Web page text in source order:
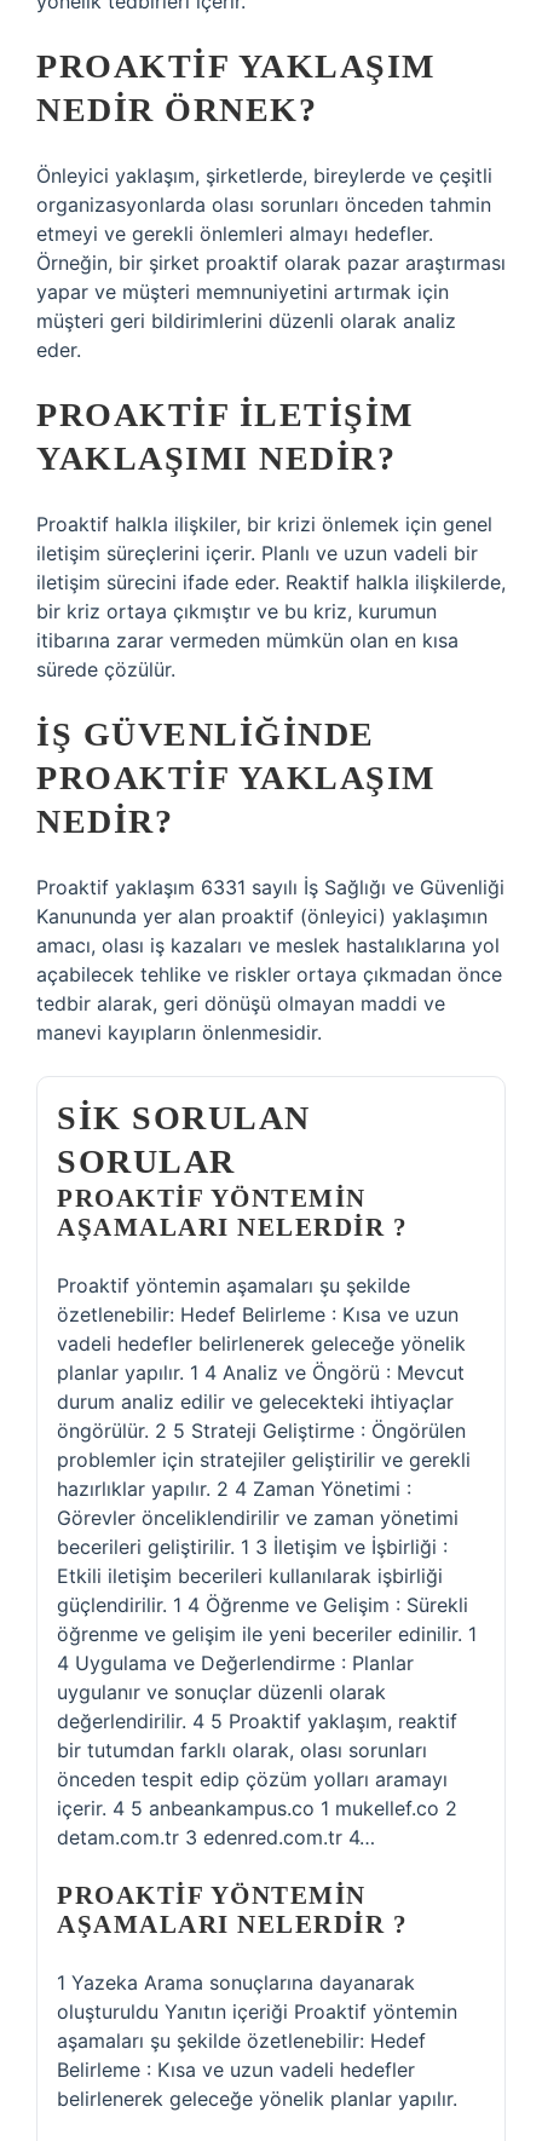
PROAKTIF YAKLAŞIM
NEDIR ÖRNEK?
Önleyici yaklaşım, şirketlerde, bireylerde ve çeşitli
organizasyonlarda olası sorunları önceden tahmin
etmeyi ve gerekli önlemleri almayı hedefler.
Örneğin, bir şirket proaktif olarak pazar araştırması
yapar ve müşteri memnuniyetini artırmak için
müşteri geri bildirimlerini düzenli olarak analiz
eder.
PROAKTIF ILETIŞIM
YAKLAŞIMI NEDIR?
Proaktif halkla ilişkiler, bir krizi önlemek için genel
iletişim süreçlerini içerir. Planlı ve uzun vadeli bir
iletişim sürecini ifade eder. Reaktif halkla ilişkilerde,
bir kriz ortaya çıkmıştır ve bu kriz, kurumun
itibarına zarar vermeden mümkün olan en kısa
sürede çözülür.
İŞ GÜVENLIĞINDE
PROAKTIF YAKLAŞIM
NEDIR?
Proaktif yaklaşım 6331 sayılı İş Sağlığı ve Güvenliği
Kanununda yer alan proaktif (önleyici) yaklaşımın
amacı, olası iş kazaları ve meslek hastalıklarına yol
açabilecek tehlike ve riskler ortaya çıkmadan önce
tedbir alarak, geri dönüşü olmayan maddi ve
manevi kayıpların önlenmesidir.
SIK SORULAN
SORULAR
PROAKTIF YÖNTEMIN
AŞAMALARI NELERDIR ?
Proaktif yöntemin aşamaları şu şekilde
özetlenebilir: Hedef Belirleme : Kısa ve uzun
vadeli hedefler belirlenerek geleceğe yönelik
planlar yapılır. 1 4 Analiz ve Öngörü : Mevcut
durum analiz edilir ve gelecekteki ihtiyaçlar
öngörülür. 2 5 Strateji Geliştirme : Öngörülen
problemler için stratejiler geliştirilir ve gerekli
hazırlıklar yapılır. 2 4 Zaman Yönetimi :
Görevler önceliklendirilir ve zaman yönetimi
becerileri geliştirilir. 1 3 İletişim ve İşbirliği :
Etkili iletişim becerileri kullanılarak işbirliği
güçlendirilir. 1 4 Öğrenme ve Gelişim : Sürekli
öğrenme ve gelişim ile yeni beceriler edinilir. 1
4 Uygulama ve Değerlendirme : Planlar
uygulanır ve sonuçlar düzenli olarak
değerlendirilir. 4 5 Proaktif yaklaşım, reaktif
bir tutumdan farklı olarak, olası sorunları
önceden tespit edip çözüm yolları aramayı
içerir. 4 5 anbeankampus.co 1 mukellef.co 2
detam.com.tr 3 edenred.com.tr 4…
PROAKTIF YÖNTEMIN
AŞAMALARI NELERDIR ?
1 Yazeka Arama sonuçlarına dayanarak
oluşturuldu Yanıtın içeriği Proaktif yöntemin
aşamaları şu şekilde özetlenebilir: Hedef
Belirleme : Kısa ve uzun vadeli hedefler
belirlenerek geleceğe yönelik planlar yapılır.